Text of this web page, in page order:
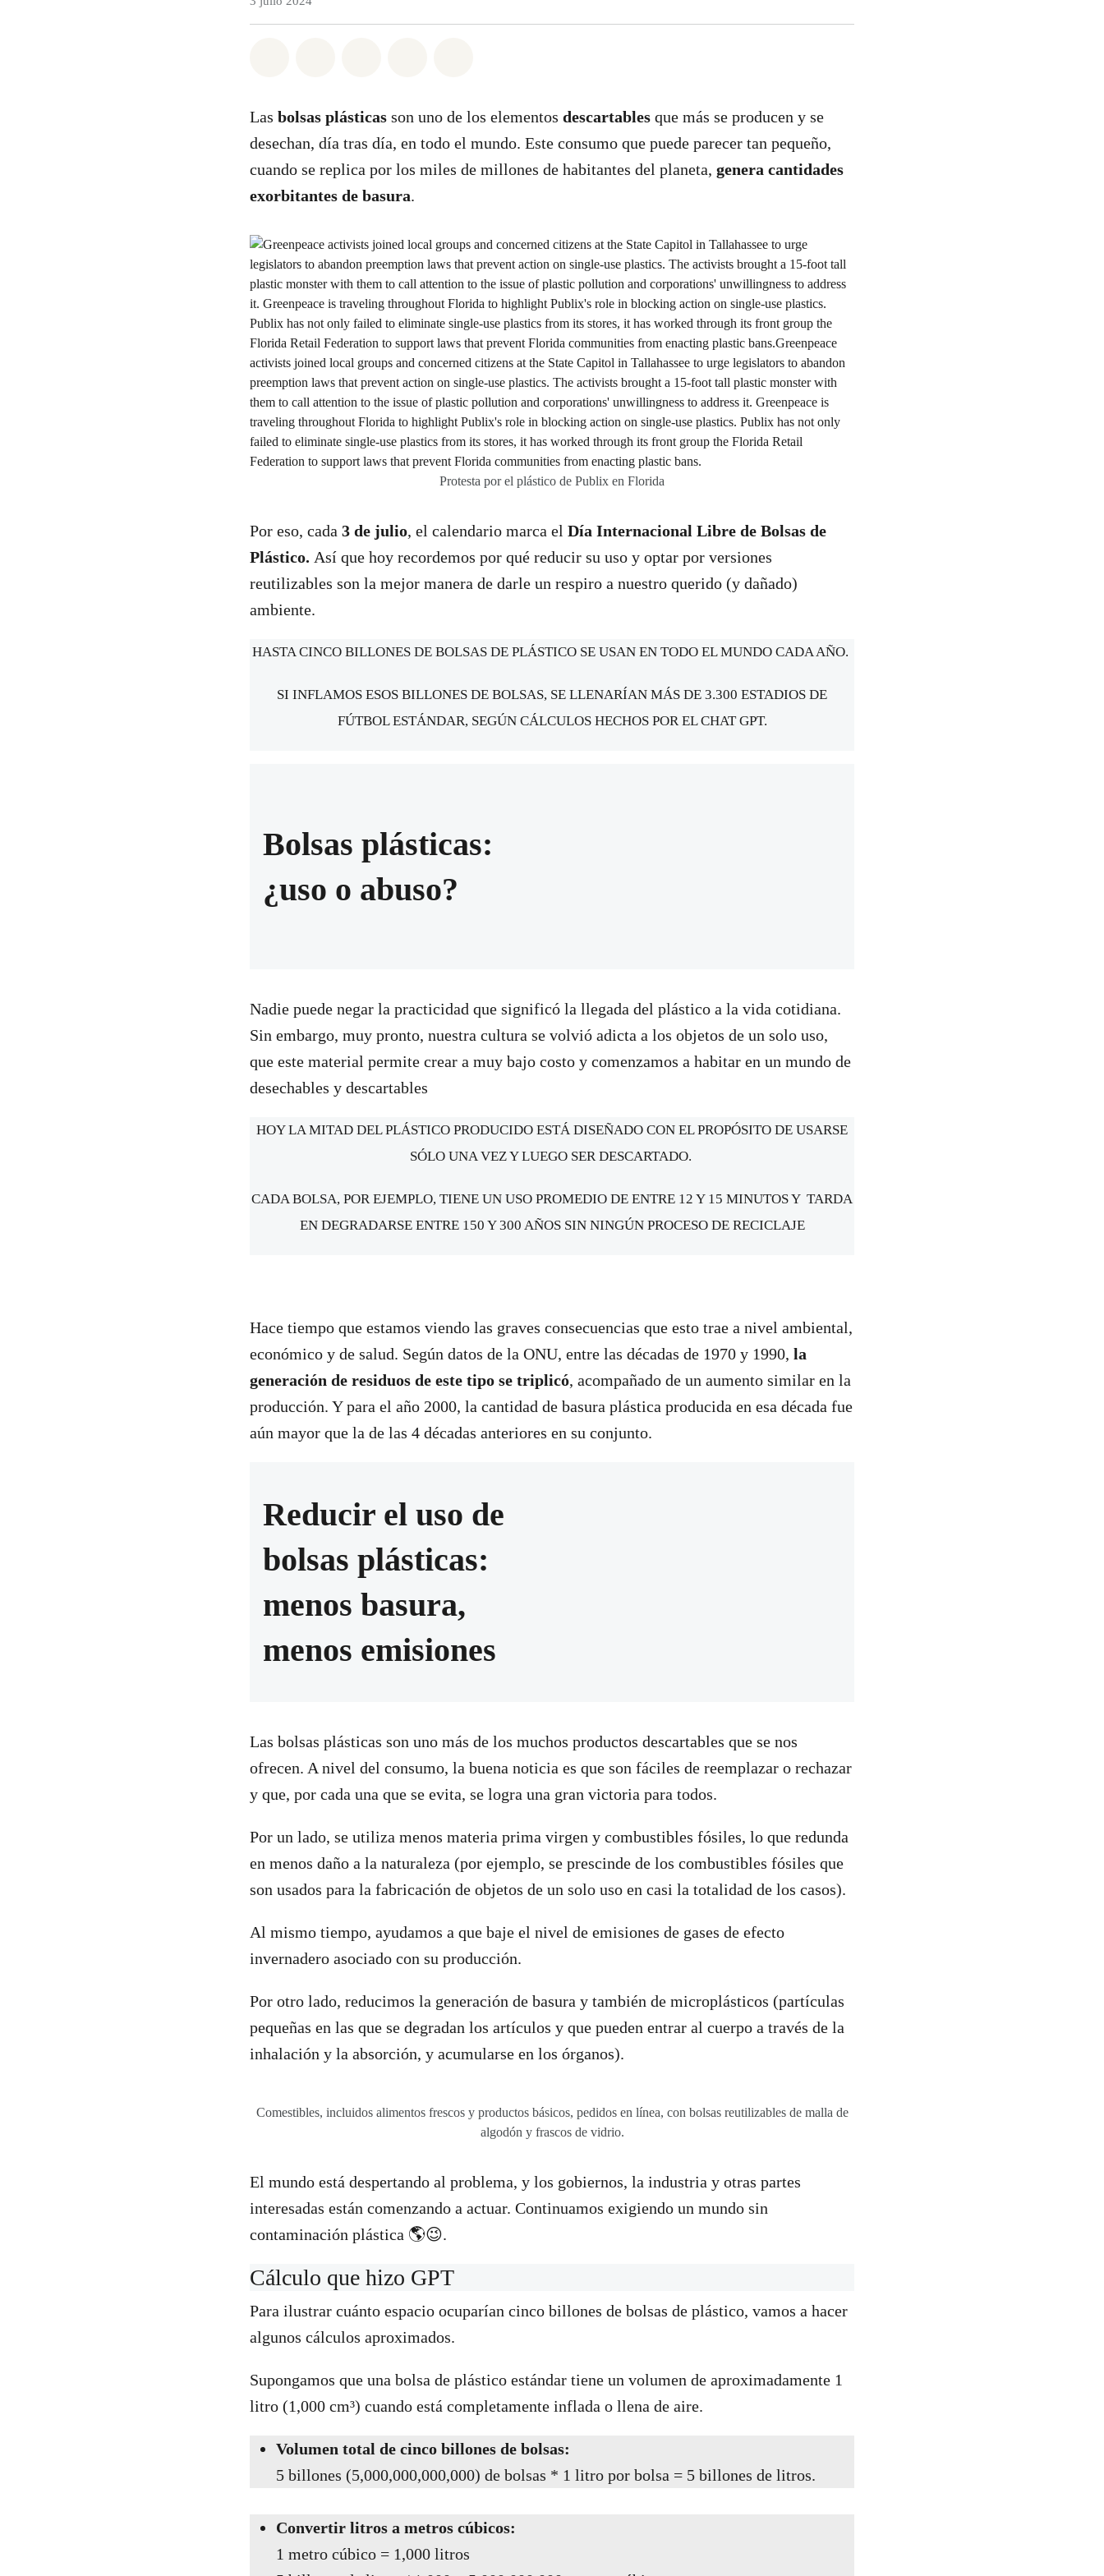
Las bolsas plásticas son uno de los elementos descartables que más se producen y se
desechan, día tras día, en todo el mundo. Este consumo que puede parecer tan pequeño,
cuando se replica por los miles de millones de habitantes del planeta, genera cantidades
exorbitantes de basura.
Protesta por el plástico de Publix en Florida
Por eso, cada 3 de julio, el calendario marca el Día Internacional Libre de Bolsas de
Plástico. Así que hoy recordemos por qué reducir su uso y optar por versiones
reutilizables son la mejor manera de darle un respiro a nuestro querido (y dañado)
ambiente.
HASTA CINCO BILLONES DE BOLSAS DE PLÁSTICO SE USAN EN TODO EL MUNDO CADA AÑO.
SI INFLAMOS ESOS BILLONES DE BOLSAS, SE LLENARÍAN MÁS DE 3.300 ESTADIOS DE
FÚTBOL ESTÁNDAR, SEGÚN CÁLCULOS HECHOS POR EL CHAT GPT.
Bolsas plásticas:
¿uso o abuso?
Nadie puede negar la practicidad que significó la llegada del plástico a la vida cotidiana.
Sin embargo, muy pronto, nuestra cultura se volvió adicta a los objetos de un solo uso,
que este material permite crear a muy bajo costo y comenzamos a habitar en un mundo de
desechables y descartables
HOY LA MITAD DEL PLÁSTICO PRODUCIDO ESTÁ DISEÑADO CON EL PROPÓSITO DE USARSE
SÓLO UNA VEZ Y LUEGO SER DESCARTADO.
CADA BOLSA, POR EJEMPLO, TIENE UN USO PROMEDIO DE ENTRE 12 Y 15 MINUTOS Y TARDA
EN DEGRADARSE ENTRE 150 Y 300 AÑOS SIN NINGÚN PROCESO DE RECICLAJE
Hace tiempo que estamos viendo las graves consecuencias que esto trae a nivel ambiental,
económico y de salud. Según datos de la ONU, entre las décadas de 1970 y 1990, la
generación de residuos de este tipo se triplicó, acompañado de un aumento similar en la
producción. Y para el año 2000, la cantidad de basura plástica producida en esa década fue
aún mayor que la de las 4 décadas anteriores en su conjunto.
Reducir el uso de
bolsas plásticas:
menos basura,
menos emisiones
Las bolsas plásticas son uno más de los muchos productos descartables que se nos
ofrecen. A nivel del consumo, la buena noticia es que son fáciles de reemplazar o rechazar
y que, por cada una que se evita, se logra una gran victoria para todos.
Por un lado, se utiliza menos materia prima virgen y combustibles fósiles, lo que redunda
en menos daño a la naturaleza (por ejemplo, se prescinde de los combustibles fósiles que
son usados para la fabricación de objetos de un solo uso en casi la totalidad de los casos).
Al mismo tiempo, ayudamos a que baje el nivel de emisiones de gases de efecto
invernadero asociado con su producción.
Por otro lado, reducimos la generación de basura y también de microplásticos (partículas
pequeñas en las que se degradan los artículos y que pueden entrar al cuerpo a través de la
inhalación y la absorción, y acumularse en los órganos).
Comestibles, incluidos alimentos frescos y productos básicos, pedidos en línea, con bolsas reutilizables de malla de
algodón y frascos de vidrio.
El mundo está despertando al problema, y los gobiernos, la industria y otras partes
interesadas están comenzando a actuar. Continuamos exigiendo un mundo sin
contaminación plástica 🌎😉.
Cálculo que hizo GPT
Para ilustrar cuánto espacio ocuparían cinco billones de bolsas de plástico, vamos a hacer
algunos cálculos aproximados.
Supongamos que una bolsa de plástico estándar tiene un volumen de aproximadamente 1
litro (1,000 cm³) cuando está completamente inflada o llena de aire.
Volumen total de cinco billones de bolsas:
5 billones (5,000,000,000,000) de bolsas * 1 litro por bolsa = 5 billones de litros.
Convertir litros a metros cúbicos:
1 metro cúbico = 1,000 litros